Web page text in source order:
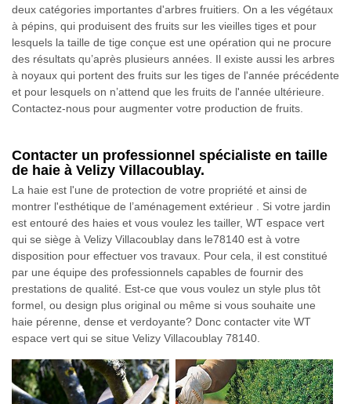
deux catégories importantes d'arbres fruitiers. On a les végétaux
à pépins, qui produisent des fruits sur les vieilles tiges et pour
lesquels la taille de tige conçue est une opération qui ne procure
des résultats qu’après plusieurs années. Il existe aussi les arbres
à noyaux qui portent des fruits sur les tiges de l'année précédente
et pour lesquels on n’attend que les fruits de l'année ultérieure.
Contactez-nous pour augmenter votre production de fruits.
Contacter un professionnel spécialiste en taille
de haie à Velizy Villacoublay.
La haie est l'une de protection de votre propriété et ainsi de
montrer l'esthétique de l’aménagement extérieur . Si votre jardin
est entouré des haies et vous voulez les tailler, WT espace vert
qui se siège à Velizy Villacoublay dans le78140 est à votre
disposition pour effectuer vos travaux. Pour cela, il est constitué
par une équipe des professionnels capables de fournir des
prestations de qualité. Est-ce que vous voulez un style plus tôt
formel, ou design plus original ou même si vous souhaite une
haie pérenne, dense et verdoyante? Donc contacter vite WT
espace vert qui se situe Velizy Villacoublay 78140.